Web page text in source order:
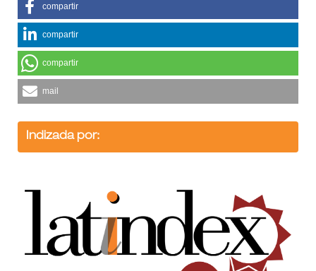
compartir
compartir
compartir
mail
Indizada por: